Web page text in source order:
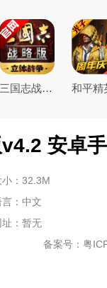
三国志战略版2026官方最新版
安卓
小：32.3M
：中文
：暂无
备案号： 粤